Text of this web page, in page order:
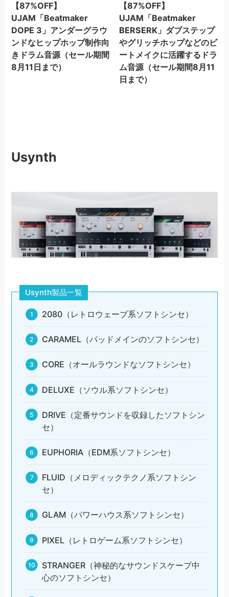
【87%OFF】
UJAM「Beatmaker
DOPE 3」アンダーグラウ
ンドなヒップホップ制作向
きドラム音源（セール期間
8月11日まで）
【87%OFF】
UJAM「Beatmaker
BERSERK」ダブステップ
やグリッチホップなどのビ
ートメイクに活躍するドラ
ム音源（セール期間8月11
日まで）
Usynth
Usynth製品一覧
2080（レトロウェーブ系ソフトシンセ）
CARAMEL（パッドメインのソフトシンセ）
CORE（オールラウンドなソフトシンセ）
DELUXE（ソウル系ソフトシンセ）
DRIVE（定番サウンドを収録したソフトシン
セ）
EUPHORIA（EDM系ソフトシンセ）
FLUID（メロディックテクノ系ソフトシン
セ）
GLAM（パワーハウス系ソフトシンセ）
PIXEL（レトロゲーム系ソフトシンセ）
STRANGER（神秘的なサウンドスケープ中
心のソフトシンセ）